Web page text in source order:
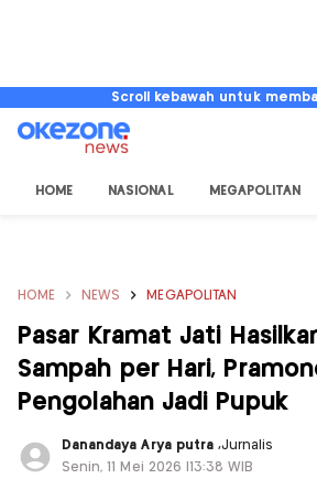
Scroll kebawah untuk
HOME NASIONAL MEGAPOLITAN
HOME NEWS MEGAPOLITAN
Pasar Kramat Jati
Sampah per Hari,
Pengolahan Jadi Pupuk
Danandaya Arya putra,Jurnalis
Senin, 11 Mei 2026 |13:38 WIB